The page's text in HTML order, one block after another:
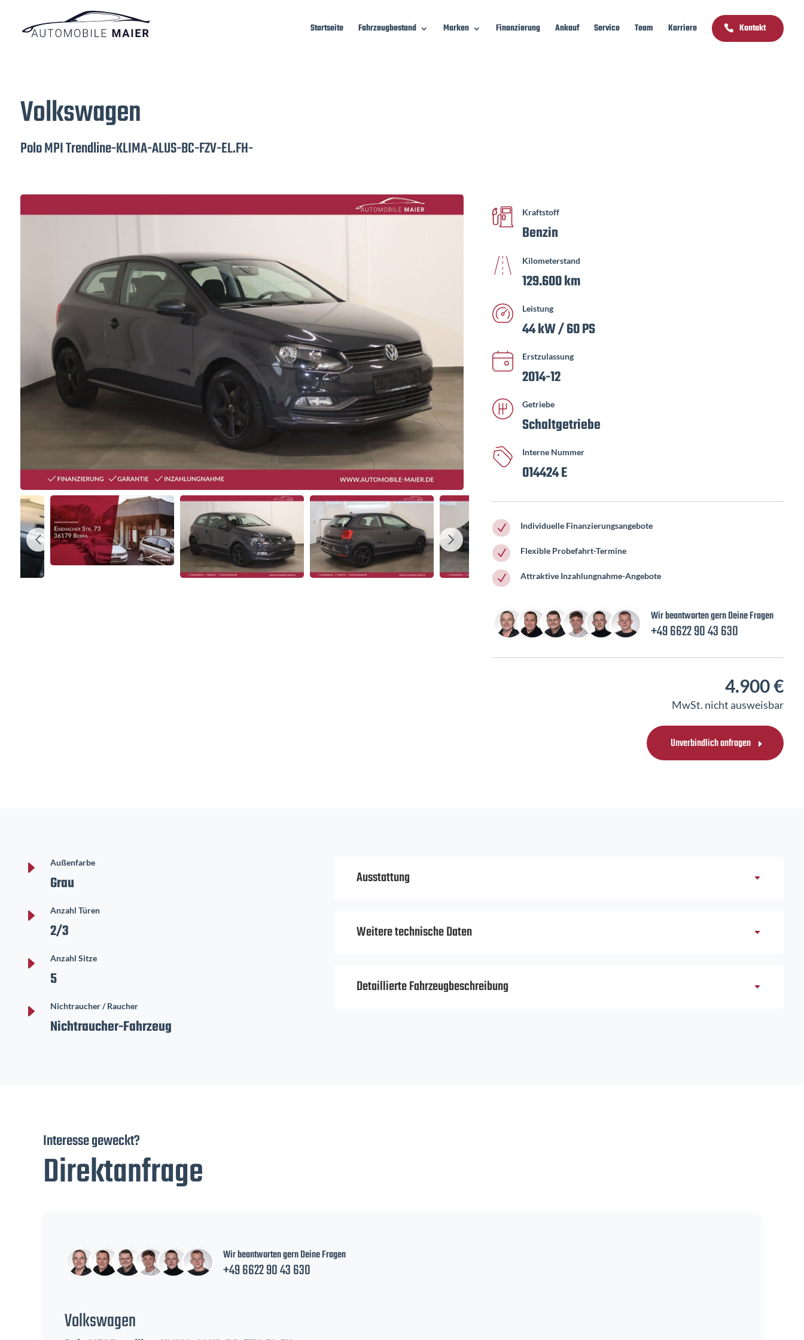
Startseite Fahrzeugbestand Marken Finanzierung Ankauf Service Team Karriere Kontakt
Volkswagen
Polo MPI Trendline-KLIMA-ALUS-BC-FZV-EL.FH-
Kraftstoff
Benzin
Kilometerstand
129.600 km
Leistung
44 kW / 60 PS
Erstzulassung
2014-12
Getriebe
Schaltgetriebe
Interne Nummer
014424 E
N Individuelle Finanzierungsangebote
N Flexible Probefahrt-Termine
N Attraktive Inzahlungnahme-Angebote
Wir beantworten gern Deine Fragen
+49 6622 90 43 630
4.900 €
MwSt. nicht ausweisbar
Unverbindlich anfragen
E Außenfarbe
Grau
E Anzahl Türen
2/3
E Anzahl Sitze
5
E Nichtraucher / Raucher
Nichtraucher-Fahrzeug
Ausstattung
Weitere technische Daten
Detaillierte Fahrzeugbeschreibung
Interesse geweckt?
Direktanfrage
Wir beantworten gern Deine Fragen
+49 6622 90 43 630
Volkswagen